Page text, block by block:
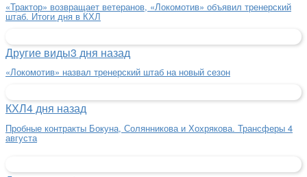
«Трактор» возвращает ветеранов, «Локомотив» объявил тренерский
штаб. Итоги дня в КХЛ
Другие виды3 дня назад
«Локомотив» назвал тренерский штаб на новый сезон
КХЛ4 дня назад
Пробные контракты Бокуна, Солянникова и Хохрякова. Трансферы 4
августа